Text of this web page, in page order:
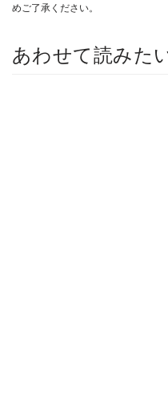
めご了承ください。
あわせて読みた